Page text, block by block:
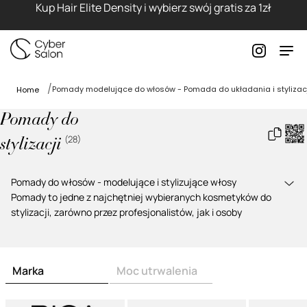
Kup Hair Elite Density i wybierz swój gratis za 1zł
Home Pomady modelujące do włosów - Pomada do układania i
Pomady do
stylizacji (28)
Pomady do włosów - modelujące i stylizujące włosy
Pomadyto jedne z najchętniej wybieranych kosmetyków do
stylizacji, zarówno przez profesjonalistów, jak i osoby
modelujące
dostępne są w wielu wariantach, dzięki czemu
bez problemu dobierzesz produkt odpowiedni do długości
włosów, oczekiwanego poziomu utrwalenia oraz rodzaju
Marka Moc utrwalenia